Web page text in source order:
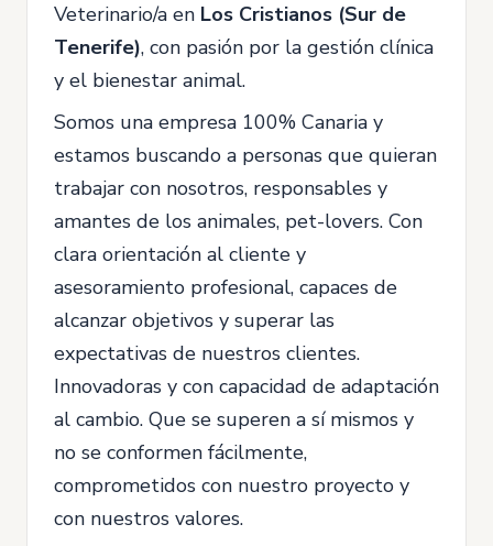
Veterinario/a en Los Cristianos (Sur de
Tenerife), con pasión por la gestión clínica
y el bienestar animal.
Somos una empresa 100% Canaria y
estamos buscando a personas que quieran
trabajar con nosotros, responsables y
amantes de los animales, pet-lovers. Con
clara orientación al cliente y
asesoramiento profesional, capaces de
alcanzar objetivos y superar las
expectativas de nuestros clientes.
Innovadoras y con capacidad de adaptación
al cambio. Que se superen a sí mismos y
no se conformen fácilmente,
comprometidos con nuestro proyecto y
con nuestros valores.